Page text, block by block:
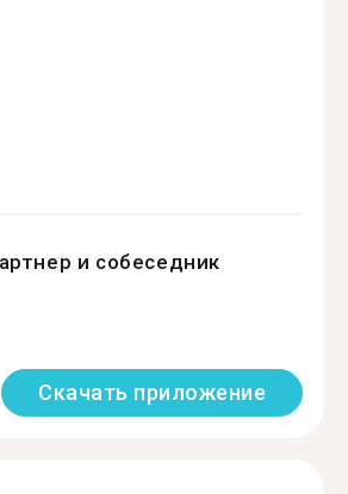
и собеседник
Скачать приложение